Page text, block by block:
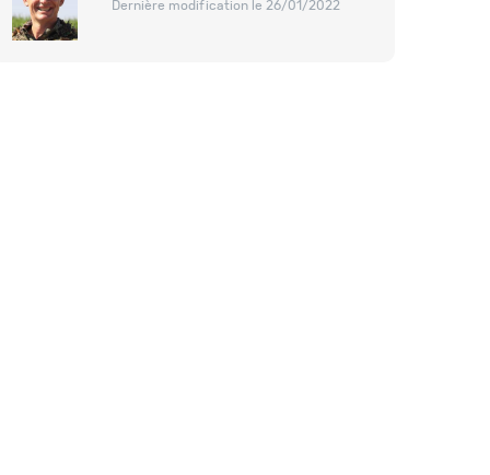
Dernière modification le 26/01/2022